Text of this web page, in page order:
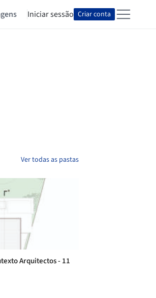
Iniciar sessão Criar conta
Ver todas as pastas
Arquitectos - 11